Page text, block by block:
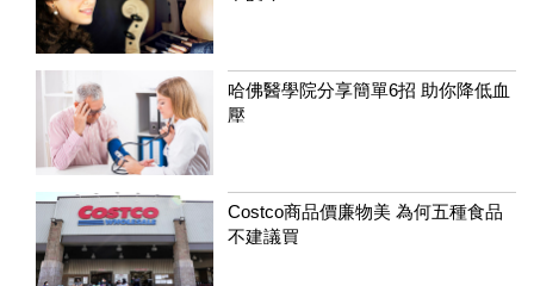
哈佛醫學院分享簡單6招 助你降低血
壓
Costco商品價廉物美 為何五種食品
不建議買